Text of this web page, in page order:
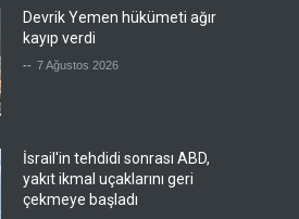
Devrik Yemen hükümeti ağır
kayıp verdi
-- 7 Ağustos 2026
İsrail'in tehdidi sonrası ABD,
yakıt ikmal uçaklarını geri
çekmeye başladı